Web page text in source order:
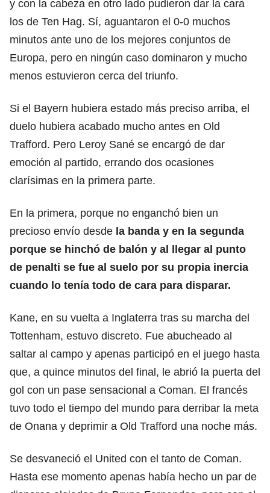
y con la cabeza en otro lado pudieron dar la cara
los de Ten Hag. Sí, aguantaron el 0-0 muchos
minutos ante uno de los mejores conjuntos de
Europa, pero en ningún caso dominaron y mucho
menos estuvieron cerca del triunfo.
Si el Bayern hubiera estado más preciso arriba, el
duelo hubiera acabado mucho antes en Old
Trafford. Pero Leroy Sané se encargó de dar
emoción al partido, errando dos ocasiones
clarísimas en la primera parte.
En la primera, porque no enganchó bien un
precioso envío desde la banda y en la segunda
porque se hinchó de balón y al llegar al punto
de penalti se fue al suelo por su propia inercia
cuando lo tenía todo de cara para disparar.
Kane, en su vuelta a Inglaterra tras su marcha del
Tottenham, estuvo discreto. Fue abucheado al
saltar al campo y apenas participó en el juego hasta
que, a quince minutos del final, le abrió la puerta del
gol con un pase sensacional a Coman. El francés
tuvo todo el tiempo del mundo para derribar la meta
de Onana y deprimir a Old Trafford una noche más.
Se desvaneció el United con el tanto de Coman.
Hasta ese momento apenas había hecho un par de